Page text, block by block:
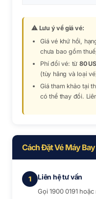
⚠ Lưu ý về giá vé:
Giá vé khứ hồi,
chưa bao gồm
Phí đổi vé: từ80
(tùy hãng và loại
Giá tham khảo tại
có thể thay đổi.
Cách Đặt Vé Máy
1 Liên hệ tư vấn
Gọi 1900 0191